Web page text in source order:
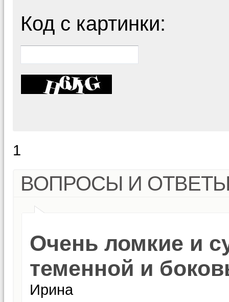
Код с картинки:
1
ВОПРОСЫ И
Очень ломкие и
теменной и
Ирина